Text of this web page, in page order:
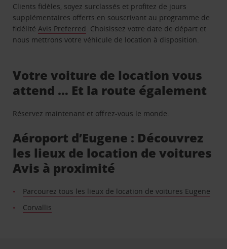
Clients fidèles, soyez surclassés et profitez de jours
supplémentaires offerts en souscrivant au programme de
fidélitéAvis Preferred. Choisissez votre date de départ et
nous mettrons votre véhicule de location à disposition.
Votre voiture de location vous
attend … Et la route également
Réservez maintenant et offrez-vous le monde.
Aéroport d’Eugene : Découvrez
les lieux de location de voitures
Avis à proximité
Parcourez tous les lieux de location de voitures Eugene
Corvallis